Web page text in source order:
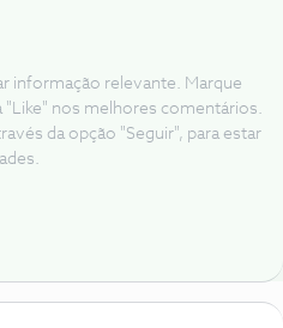
informação relevante. Marque
"Like" nos melhores comentários.
da opção "Seguir", para estar